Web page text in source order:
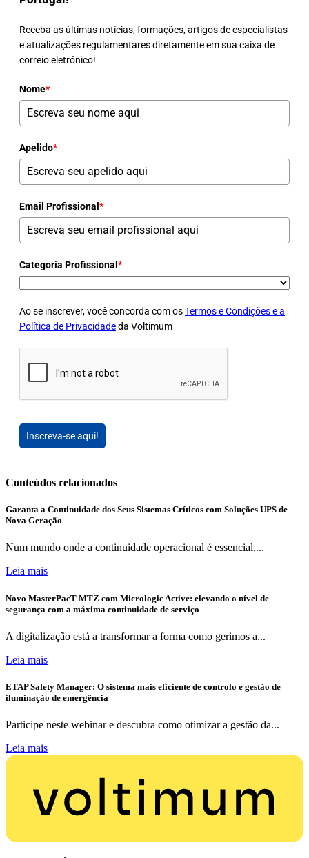
Receba as últimas notícias, formações, artigos de especialistas
e atualizações regulamentares diretamente em sua caixa de
correio eletrónico!
Nome*
Apelido*
Email Profissional *
Categoria Profissional *
Ao se inscrever, você concorda com osTermos e Condições e a
Política de Privacidadeda Voltimum
Inscreva-se aqui!
Conteúdos relacionados
Garanta a Continuidade dos Seus Sistemas Críticos com Soluções UPS de
Nova Geração
Num mundo onde a continuidade operacional é essencial,...
Leia mais
Novo MasterPacT MTZ com Micrologic Active: elevando o nível de
segurança com a máxima continuidade de serviço
A digitalização está a transformar a forma como gerimos a...
Leia mais
ETAP Safety Manager: O sistema mais eficiente de controlo e gestão de
iluminação de emergência
Participe neste webinar e descubra como otimizar a gestão da...
Leia mais